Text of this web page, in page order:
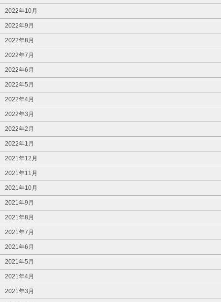
2022年10月
2022年9月
2022年8月
2022年7月
2022年6月
2022年5月
2022年4月
2022年3月
2022年2月
2022年1月
2021年12月
2021年11月
2021年10月
2021年9月
2021年8月
2021年7月
2021年6月
2021年5月
2021年4月
2021年3月